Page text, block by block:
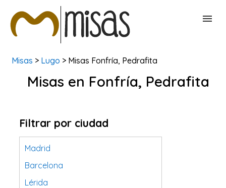
BUSCAR MISAS
Misas > Lugo > Misas Fonfría, Pedrafita
Misas en Fonfría, Pedrafita
Filtrar por ciudad
Madrid
Barcelona
Lérida